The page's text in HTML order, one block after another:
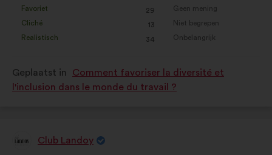
:
als:
Favoriet
: 29
keer
Cliché
: 13
keer
Realistisch
: 34
keer
als:
Geen mening
:keer
Niet begrepen
:keer
Onbelangrijk
:keer
Geplaatst in
Comment favoriser la diversité et
l'inclusion dans le monde du travail ?
VoorstelClub Landoy